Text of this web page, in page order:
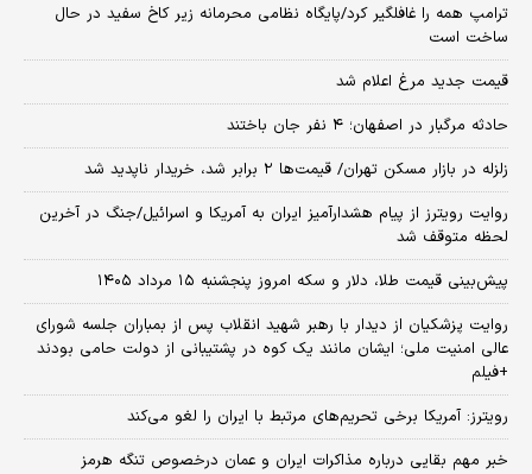
ترامپ همه را غافلگیر کرد/پایگاه نظامی محرمانه زیر کاخ سفید در حال
ساخت است
قیمت جدید مرغ اعلام شد
حادثه مرگبار در اصفهان؛ ۴ نفر جان باختند
زلزله در بازار مسکن تهران/ قیمت‌ها ۲ برابر شد، خریدار ناپدید شد
روایت رویترز از پیام هشدارآمیز ایران به آمریکا و اسرائیل/جنگ در آخرین
لحظه متوقف شد
پیش‌بینی قیمت طلا، دلار و سکه امروز پنجشنبه ۱۵ مرداد ۱۴۰۵
روایت پزشکیان از دیدار با رهبر شهید انقلاب پس از بمباران جلسه شورای
عالی امنیت ملی؛ ایشان مانند یک کوه در پشتیبانی از دولت حامی بودند
+فیلم
رویترز: آمریکا برخی تحریم‌های مرتبط با ایران را لغو می‌کند
خبر مهم بقایی درباره مذاکرات ایران و عمان درخصوص تنگه هرمز